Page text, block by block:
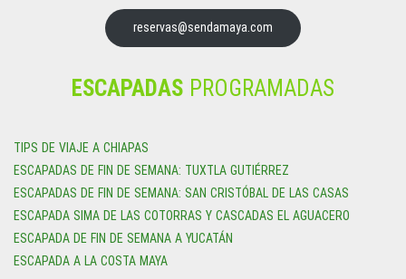
reservas@sendamaya.com
ESCAPADAS PROGRAMADAS
TIPS DE VIAJE A CHIAPAS
ESCAPADAS DE FIN DE SEMANA: TUXTLA GUTIÉRREZ
ESCAPADAS DE FIN DE SEMANA: SAN CRISTÓBAL DE LAS CASAS
ESCAPADA SIMA DE LAS COTORRAS Y CASCADAS EL AGUACERO
ESCAPADA DE FIN DE SEMANA A YUCATÁN
ESCAPADA A LA COSTA MAYA